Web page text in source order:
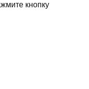
кнопку